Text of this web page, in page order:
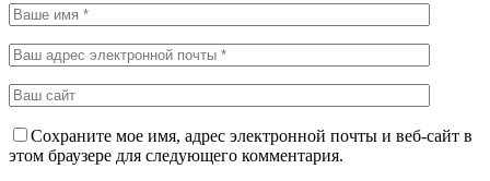
Сохраните мое имя, адрес электронной почты и веб-сайт в
этом браузере для следующего комментария.